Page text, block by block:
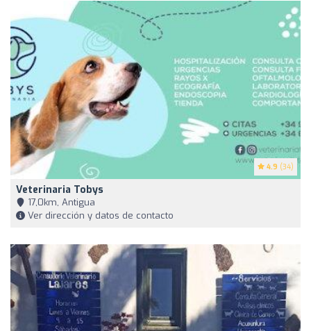
4.9 (34)
Veterinaria Tobys
17,0km, Antigua
Ver dirección y datos de contacto